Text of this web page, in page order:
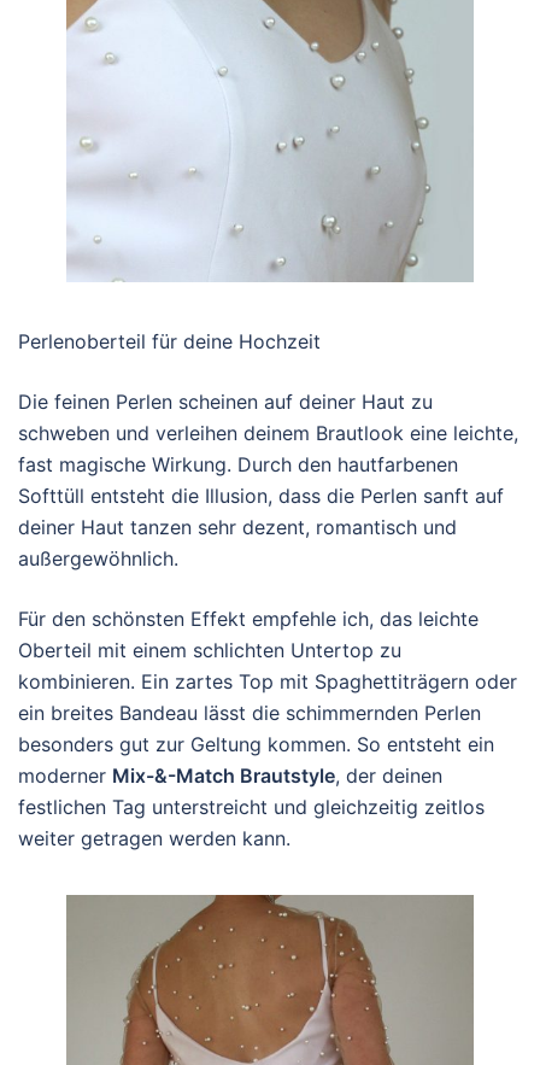
Perlenoberteil für deine Hochzeit
Die feinen Perlen scheinen auf deiner Haut zu
schweben und verleihen deinem Brautlook eine leichte,
fast magische Wirkung. Durch den hautfarbenen
Softtüll entsteht die Illusion, dass die Perlen sanft auf
deiner Haut tanzen sehr dezent, romantisch und
außergewöhnlich.
Für den schönsten Effekt empfehle ich, das leichte
Oberteil mit einem schlichten Untertop zu
kombinieren. Ein zartes Top mit Spaghettiträgern oder
ein breites Bandeau lässt die schimmernden Perlen
besonders gut zur Geltung kommen. So entsteht ein
moderner Mix-&-Match Brautstyle, der deinen
festlichen Tag unterstreicht und gleichzeitig zeitlos
weiter getragen werden kann.